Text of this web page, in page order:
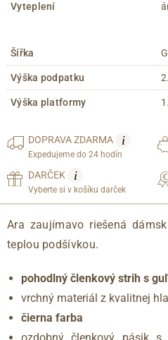
Vyteplení
Šířka G
Výška podpatku
Výška platformy
DOPRAVAZDARMA i
Expedujeme do 24 hodín
DARČEK i
Vyberte si v košíku darček
Ara zaujímavo riešená
teplou podšívkou.
pohodlný členkový strih s
vrchný materiál z kvalitnej
čierna farba